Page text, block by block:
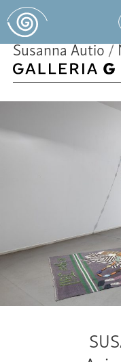
Susanna Autio/